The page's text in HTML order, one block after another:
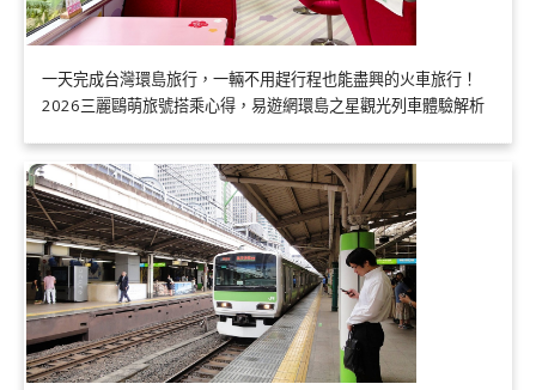
一天完成台灣環島旅行，一輛不用趕行程也能盡興的火車旅行！
2026三麗鷗萌旅號搭乘心得，易遊網環島之星觀光列車體驗解析